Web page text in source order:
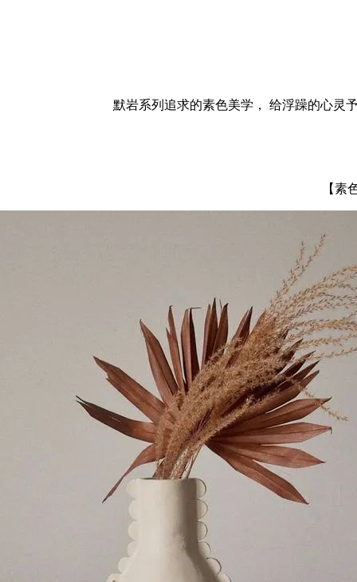
默岩系列追求的素色美学， 给浮躁的心灵
【素